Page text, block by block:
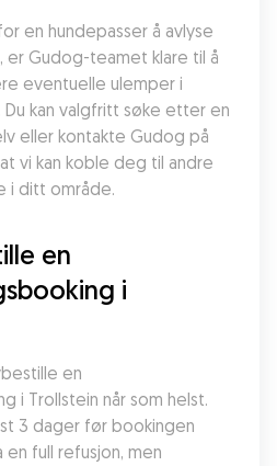
en hundepasser å avlyse
er Gudog-teamet klare til å
eventuelle ulemper i
Du kan valgfritt søke etter en
eller kontakte Gudog på
vi kan koble deg til andre
i ditt område.
en
i
en
i Trollstein når som helst.
3 dager før bookingen
full refusjon, men